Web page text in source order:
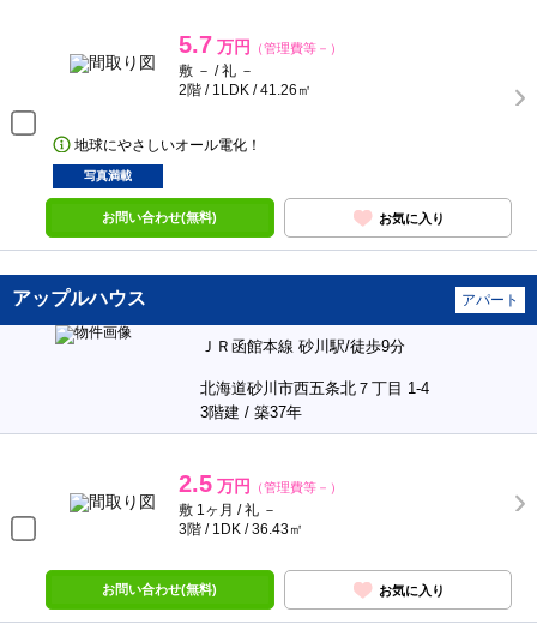
5.7 万円 （管理費等－）
敷 － / 礼 －
2階 / 1LDK / 41.26㎡
地球にやさしいオール電化！
写真満載
お問い合わせ(無料) お気に入り
アップルハウス アパート
ＪＲ函館本線 砂川駅/徒歩9分
北海道砂川市西五条北７丁目 1-4
3階建 / 築37年
2.5 万円 （管理費等－）
敷 1ヶ月 / 礼 －
3階 / 1DK / 36.43㎡
お問い合わせ(無料) お気に入り